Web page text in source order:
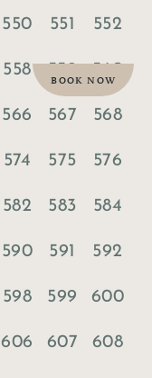
BOOK NOW
550 551 552
558
566 567 568
574 575 576
582 583 584
590 591 592
598 599 600
606 607 608